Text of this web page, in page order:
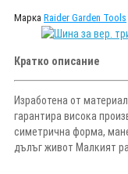
Марка Raider Garden Tools
Кратко описание
Изработена от
гарантира висока
симетрична форма,
дълъг живот Малкият